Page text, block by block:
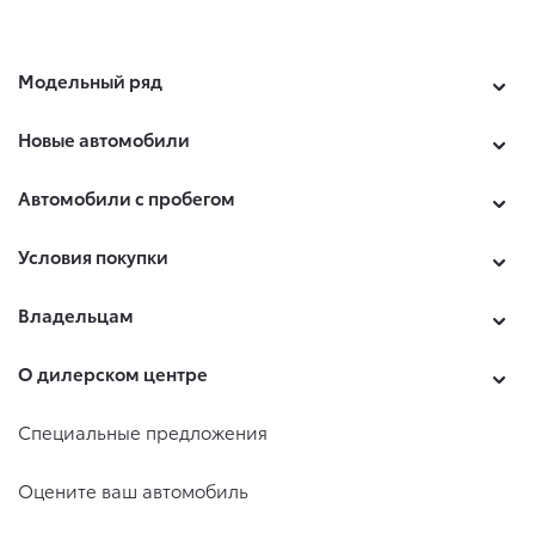
Модельный ряд
Новые автомобили
Автомобили с пробегом
Условия покупки
Владельцам
О дилерском центре
Специальные предложения
Оцените ваш автомобиль